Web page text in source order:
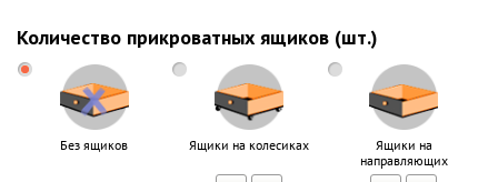
Количество прикроватных ящиков (шт.)
Без ящиков Ящики на колесиках
Ящики на
направляющих